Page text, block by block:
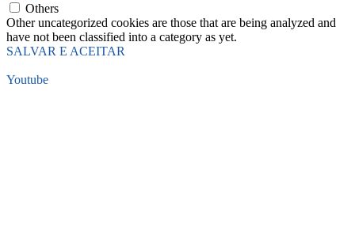
Others
Other uncategorized cookies are those that are being analyzed and
have not been classified into a category as yet.
SALVAR E ACEITAR
Youtube